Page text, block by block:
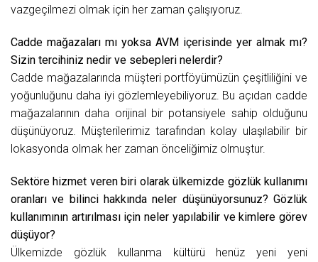
vazgeçilmezi olmak için her zaman çalışıyoruz.
Cadde mağazaları mı yoksa AVM içerisinde yer almak mı?
Sizin tercihiniz nedir ve sebepleri nelerdir?
Cadde mağazalarında müşteri portföyümüzün çeşitliliğini ve
yoğunluğunu daha iyi gözlemleyebiliyoruz. Bu açıdan cadde
mağazalarının daha orijinal bir potansiyele sahip olduğunu
düşünüyoruz. Müşterilerimiz tarafından kolay ulaşılabilir bir
lokasyonda olmak her zaman önceliğimiz olmuştur.
Sektöre hizmet veren biri olarak ülkemizde gözlük kullanımı
oranları ve bilinci hakkında neler düşünüyorsunuz? Gözlük
kullanımının artırılması için neler yapılabilir ve kimlere görev
düşüyor?
Ülkemizde gözlük kullanma kültürü henüz yeni yeni